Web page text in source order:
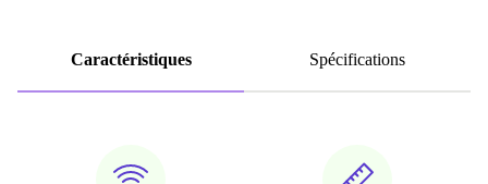
Caractéristiques Spécifications